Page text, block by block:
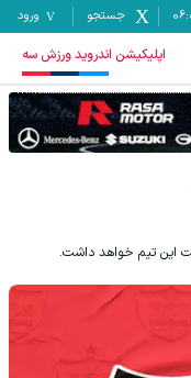
جستجو ورود
اپلیکیشن اندروید ورزش سه
این تیم خواهد داشت.